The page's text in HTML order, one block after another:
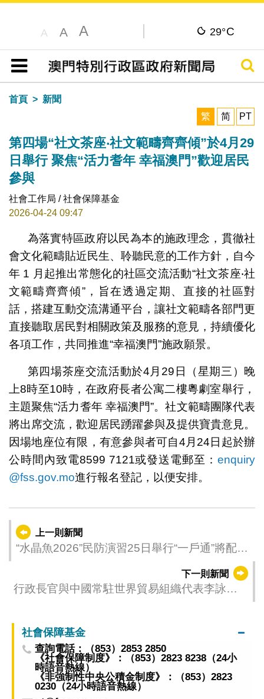
A A A 29°C
目錄
搜尋
首頁
新聞
繁
简 PT
第四場“社文茶座‧社文範疇齊齊傾”於4月29
日舉行 聚焦“活力耆年 幸福澳門”歡迎居民
參與
社會工作局 / 社會保障基金
2026-04-24 09:47
為落實特區政府以民為本的施政理念，貫徹社
會文化範疇貼近民生、聆聽民意的工作方針，自今
年 1 月起推出常態化的社區交流活動“社文茶座‧社
文範疇齊齊傾”，旨在透過定期、直接的社區對
話，搭建互動交流溝通平台，讓社文範疇各部門更
直接聽取居民對相關政策及服務的意見，持續優化
各項工作，共同推進“幸福澳門”施政願景。
第四場茶座交流活動於4月29日（星期三）晚
上8時至10時，在政府長者公寓二樓粵劇室舉行，
主題聚焦“活力耆年 幸福澳門”。社文範疇團隊代表
將出席交流，歡迎居民踴躍參與及提供寶貴意見。
因場地座位有限，有意參與者可自4月24日起於辦
公時間內致電8599 7121或發送電郵至：enquiry
@fss.gov.mo進行報名登記，以便安排。
上一則新聞
“水晶魚2026”民防演習25日舉行“一戶通”將配合
下一則新聞
行政長官與中國常駐世界貿易組織代表李詠箑
社會保障基金
查詢電話：（853）2853 2850
《社會保障制度》：（853）2823 8238（24小
時語音熱線）
《非強制性中央公積金制度》：（853）2823
0230（24小時語音熱線）